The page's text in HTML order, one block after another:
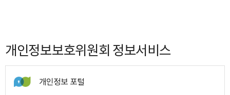
개인정보보호위원회 정보서비스
개인정보 포털